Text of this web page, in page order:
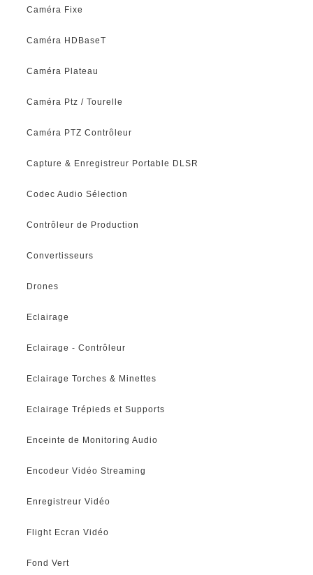
Caméra Fixe
Caméra HDBaseT
Caméra Plateau
Caméra Ptz / Tourelle
Caméra PTZ Contrôleur
Capture & Enregistreur Portable DLSR
Codec Audio Sélection
Contrôleur de Production
Convertisseurs
Drones
Eclairage
Eclairage - Contrôleur
Eclairage Torches & Minettes
Eclairage Trépieds et Supports
Enceinte de Monitoring Audio
Encodeur Vidéo Streaming
Enregistreur Vidéo
Flight Ecran Vidéo
Fond Vert